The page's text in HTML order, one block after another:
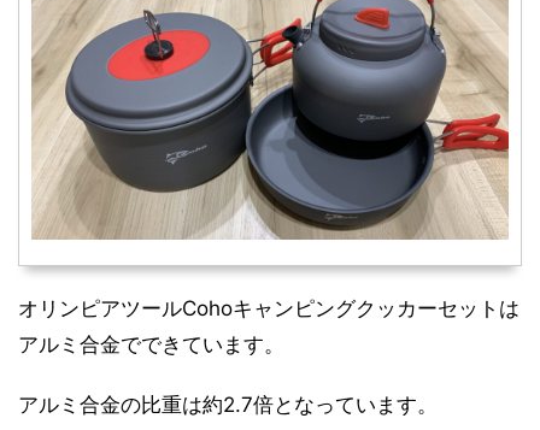
オリンピアツールCohoキャンピングクッカーセットは
アルミ合金でできています。
アルミ合金の比重は約2.7倍となっています。